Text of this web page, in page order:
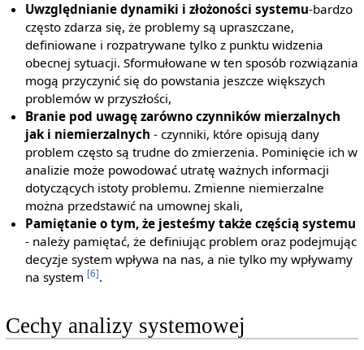
Uwzględnianie dynamiki i złożoności systemu-bardzo
często zdarza się, że problemy są upraszczane,
definiowane i rozpatrywane tylko z punktu widzenia
obecnej sytuacji. Sformułowane w ten sposób rozwiązania
mogą przyczynić się do powstania jeszcze większych
problemów w przyszłości,
Branie pod uwagę zarówno czynników mierzalnych
jak i niemierzalnych - czynniki, które opisują dany
problem często są trudne do zmierzenia. Pominięcie ich w
analizie może powodować utratę ważnych informacji
dotyczących istoty problemu. Zmienne niemierzalne
można przedstawić na umownej skali,
Pamiętanie o tym, że jesteśmy także częścią systemu
- należy pamiętać, że definiując problem oraz podejmując
decyzje system wpływa na nas, a nie tylko my wpływamy
na system [6].
Cechy analizy systemowej